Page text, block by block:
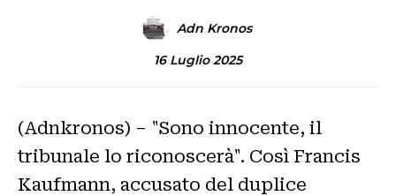
Adn Kronos
16 Luglio 2025
(Adnkronos) – "Sono innocente, il
tribunale lo riconoscerà". Così Francis
Kaufmann, accusato del duplice